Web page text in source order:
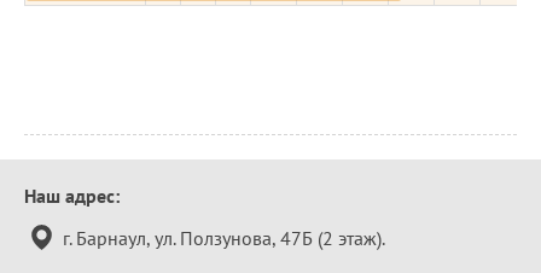
Контактная
информация
Наш адрес:
г. Барнаул, ул. Ползунова, 47Б (2 этаж).